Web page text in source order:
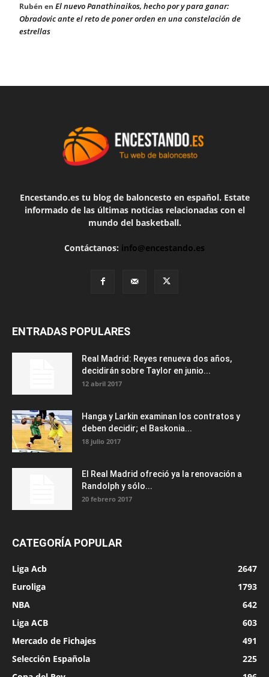
Rubén en El nuevo Panathinaikos, hecho por y para ganar:
Obradovic ante el reto de poner orden en una constelación de
estrellas
Encestando.es tu blog de baloncesto en español. Estate
informado de las últimas noticias relacionadas con el
mundo del basketball.
Contáctanos: info@encestando.es
ENTRADAS POPULARES
Real Madrid: Reyes renueva dos años,
decidirán sobre Taylor en junio...
12 abril 2017
Hanga y Larkin examinan los contratos y
deben decidir; el Baskonia...
18 julio 2017
El Real Madrid ofreció ya la renovación a
Randolph y sólo...
20 febrero 2017
CATEGORÍA POPULAR
Liga Acb
2647
Euroliga
1793
NBA
642
Liga ACB
603
Mercado de Fichajes
491
Selección Española
225